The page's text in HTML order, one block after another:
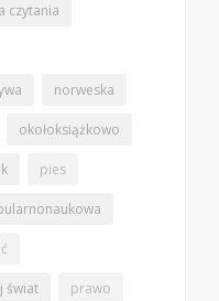
czytania
norweska
okołoksiążkowo
pies
świat prawo